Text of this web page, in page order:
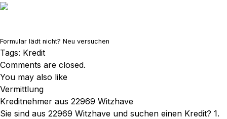
Formular lädt nicht? Neu versuchen
Tags: Kredit
Comments are closed.
You may also like
Vermittlung
Kreditnehmer aus 22969 Witzhave
Sie sind aus 22969 Witzhave und suchen einen Kredit? 1.